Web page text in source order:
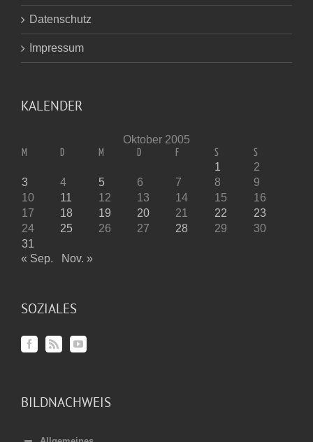
Datenschutz
Impressum
KALENDER
Oktober 2005
M D M D F S S
1
2
3
4 5 6 7 8
9
10
11 12 13 14 15
16
17
18 19 20 21 22
23
24
25 26 27 28 29
30
31
« Sep.
Nov. »
SOZIALES
BILDNACHWEIS